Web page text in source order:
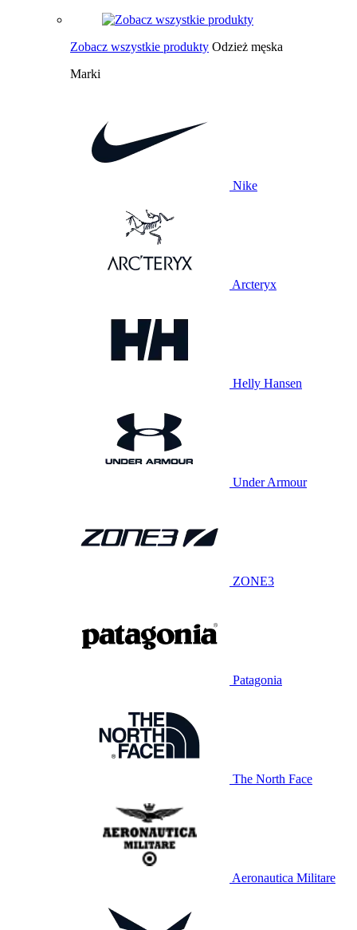
Zobacz wszystkie produkty Odzież męska
Marki
Nike
Arcteryx
Helly Hansen
Under Armour
ZONE3
Patagonia
The North Face
Aeronautica Militare